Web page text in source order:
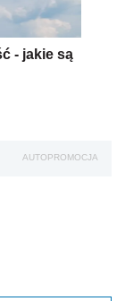
- jakie są
AUTOPROMOCJA